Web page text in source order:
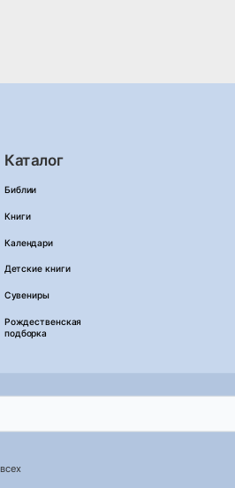
Каталог
Библии
Книги
Календари
Детские книги
Сувениры
Рождественская
подборка